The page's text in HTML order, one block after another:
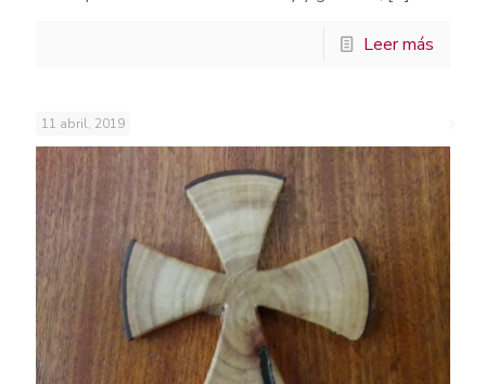
Leer más
11 abril, 2019